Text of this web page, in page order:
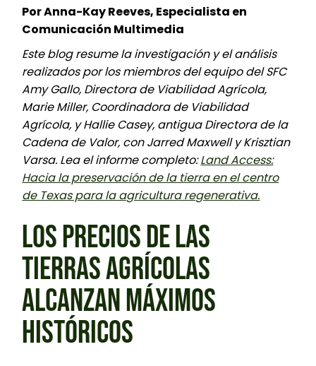
Por Anna-Kay Reeves, Especialista en
Comunicación Multimedia
Este blog resume la investigación y el análisis
realizados por los miembros del equipo del SFC
Amy Gallo, Directora de Viabilidad Agrícola,
Marie Miller, Coordinadora de Viabilidad
Agrícola, y Hallie Casey, antigua Directora de la
Cadena de Valor, con Jarred Maxwell y Krisztian
Varsa. Lea el informe completo:Land Access:
Hacia la preservación de la tierra en el centro
de Texas para la agricultura regenerativa.
LOS PRECIOS DE LAS
TIERRAS AGRÍCOLAS
ALCANZAN MÁXIMOS
HISTÓRICOS